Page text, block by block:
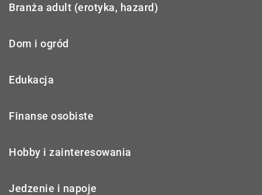
Branża adult (erotyka, hazard)
Dom i ogród
Edukacja
Finanse osobiste
Hobby i zainteresowania
Jedzenie i napoje